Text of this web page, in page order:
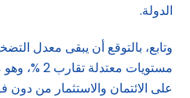
الدولة.
وتابع، بالتوقع أن يبقى معدل
مستويات
على الائتمان والاستثمار من